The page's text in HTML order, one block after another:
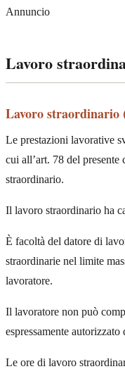
Annuncio
Lavoro
Lavoro straordinario
Le prestazioni lavorative
cui all’art. 78 del
straordinario.
Il lavoro straordinario ha
È facoltà del datore di
straordinarie nel limite
lavoratore.
Il lavoratore non può
espressamente
Le ore di lavoro